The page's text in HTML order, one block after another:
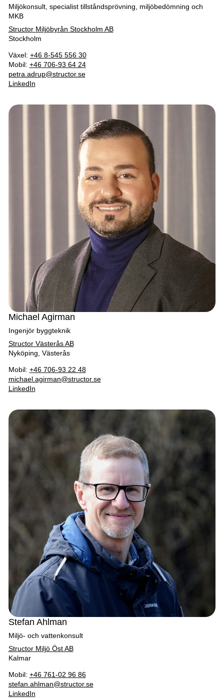
Miljökonsult, specialist tillståndsprövning, miljöbedömning och
MKB
Structor Miljöbyrån Stockholm AB
Stockholm
Växel: +46 8-545 556 30
Mobil: +46 706-93 64 24
petra.adrup@structor.se
LinkedIn
Michael Agirman
Ingenjör byggteknik
Structor Västerås AB
Nyköping, Västerås
Mobil: +46 706-93 22 48
michael.agirman@structor.se
LinkedIn
Stefan Ahlman
Miljö- och vattenkonsult
Structor Miljö Öst AB
Kalmar
Mobil: +46 761-02 96 86
stefan.ahlman@structor.se
LinkedIn